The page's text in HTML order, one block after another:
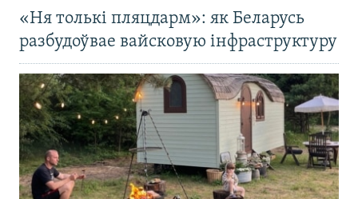
«Ня толькі пляцдарм»: як Беларусь
разбудоўвае вайсковую інфраструктуру